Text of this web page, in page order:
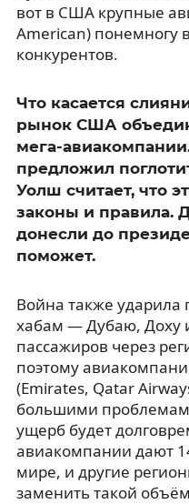
вот в США крупные
American) понемногу
конкурентов.
Что касается
рынок США
мега-
предложил
Уолш считает, что
законы и правила.
донесли до
поможет.
Война также
хабам — Дубаю, Доху
пассажиров через
поэтому
(Emirates, Qatar
большими
ущерб будет
авиакомпании дают
мире, и другие
заменить такой